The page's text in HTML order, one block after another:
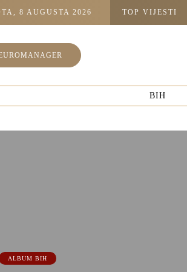
8 AUGUSTA 2026 TOP VIJESTI
BIH
ALBUM BIH